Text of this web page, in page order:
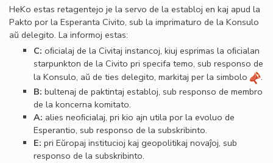
HeKo estas retagentejo je la servo de la establoj en kaj apud la
Pakto por la Esperanta Civito, sub la imprimaturo de la Konsulo
aŭ delegito. La informoj estas:
C: oﬁcialaj de la Civitaj instancoj, kiuj esprimas la oﬁcialan
starpunkton de la Civito pri specifa temo, sub responso de
la Konsulo, aŭ de ties delegito, markitaj per la simbolo
.
B: bultenaj de paktintaj establoj, sub responso de membro
de la koncerna komitato.
A: alies neoﬁcialaj, pri kio ajn utila por la evoluo de
Esperantio, sub responso de la subskribinto.
E: pri Eŭropaj institucioj kaj geopolitikaj novaĵoj, sub
responso de la subskribinto.